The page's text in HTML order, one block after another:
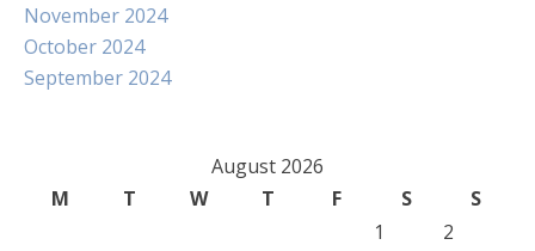
November 2024
October 2024
September 2024
August 2026
M
T W T F S
S
1
2